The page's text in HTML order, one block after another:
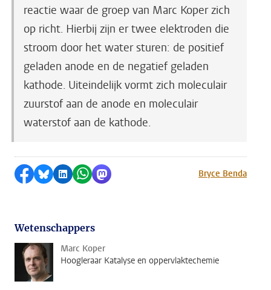
reactie waar de groep van Marc Koper zich
op richt. Hierbij zijn er twee elektroden die
stroom door het water sturen: de positief
geladen anode en de negatief geladen
kathode. Uiteindelijk vormt zich moleculair
zuurstof aan de anode en moleculair
waterstof aan de kathode.
Delen op Facebook
Delen via Bluesky
Delen op LinkedIn
Delen via WhatsApp
Delen via Mastodon Bryce Benda
Wetenschappers
Marc Koper
Hoogleraar Katalyse en oppervlaktechemie